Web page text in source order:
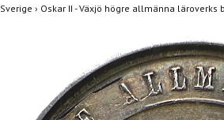
Sverige › Oskar II - Växjö högre allmänna